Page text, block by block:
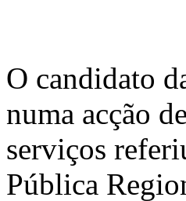
O candidato
numa acção
serviços
Pública